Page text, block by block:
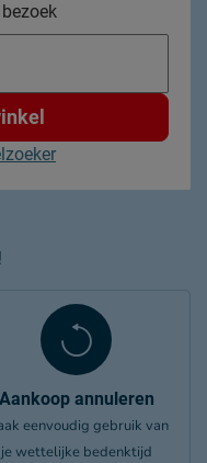
Aankoop annuleren
eenvoudig gebruik van
je wettelijke bedenktijd